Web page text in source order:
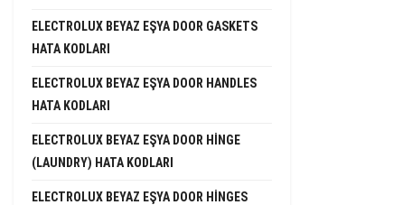
ELECTROLUX BEYAZ EŞYA DOOR GASKETS
HATA KODLARI
ELECTROLUX BEYAZ EŞYA DOOR HANDLES
HATA KODLARI
ELECTROLUX BEYAZ EŞYA DOOR HINGE
(LAUNDRY) HATA KODLARI
ELECTROLUX BEYAZ EŞYA DOOR HINGES